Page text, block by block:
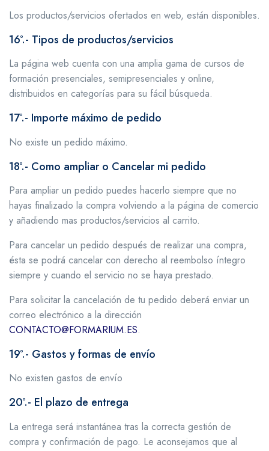
Los productos/servicios ofertados en web, están disponibles.
16º.- Tipos de productos/servicios
La página web cuenta con una amplia gama de cursos de
formación presenciales, semipresenciales y online,
distribuidos en categorías para su fácil búsqueda.
17º.- Importe máximo de pedido
No existe un pedido máximo.
18º.- Como ampliar o Cancelar mi pedido
Para ampliar un pedido puedes hacerlo siempre que no
hayas finalizado la compra volviendo a la página de comercio
y añadiendo mas productos/servicios al carrito.
Para cancelar un pedido después de realizar una compra,
ésta se podrá cancelar con derecho al reembolso íntegro
siempre y cuando el servicio no se haya prestado.
Para solicitar la cancelación de tu pedido deberá enviar un
correo electrónico a la dirección
CONTACTO@FORMARIUM.ES.
19º.- Gastos y formas de envío
No existen gastos de envío
20º.- El plazo de entrega
La entrega será instantánea tras la correcta gestión de
compra y confirmación de pago. Le aconsejamos que al